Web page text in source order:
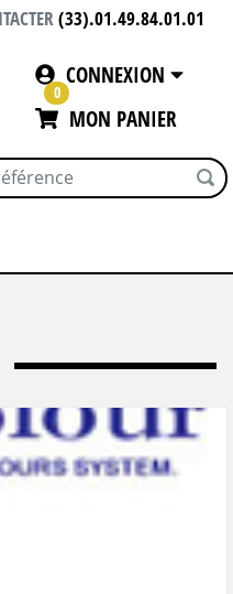
(33).01.49.84.01.01
CONNEXION
0
MON PANIER